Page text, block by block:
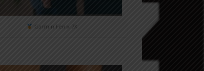
Garmin Fénix 7X